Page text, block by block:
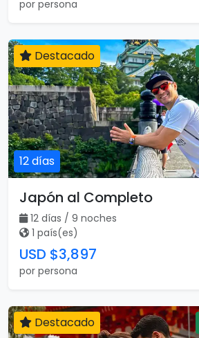
por persona
12 días
Destacado
Japón al Completo
12 días / 9 noches
1 país(es)
USD $3,897
por persona
Destacado